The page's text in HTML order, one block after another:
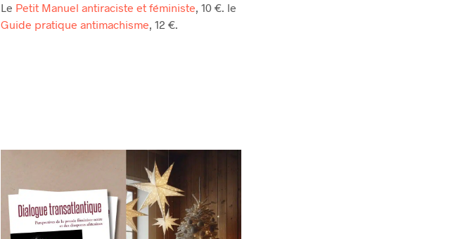
Le Petit Manuel antiraciste et féministe, 10 €. le
Guide pratique antimachisme, 12 €.